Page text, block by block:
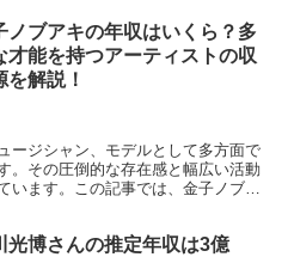
ノブアキの年収はいくら？多
才能を持つアーティストの収
を解説！
ージシャン、モデルとして多方面で
。その圧倒的な存在感と幅広い活動
います。この記事では、金子ノブア
光博さんの推定年収は3億